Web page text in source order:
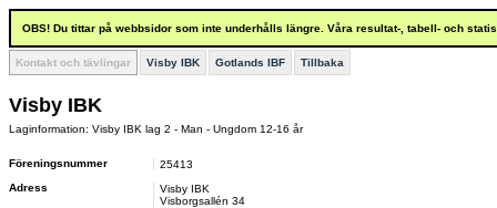
OBS! Du tittar på webbsidor som inte underhålls längre. Våra resultat-, tabell- och
Kontakt och tävlingar Visby IBK Gotlands IBF Tillbaka
Visby IBK
Laginformation: Visby IBK lag 2 - Man - Ungdom 12-16 år
Föreningsnummer
25413
Adress
Visby IBK
Visborgsallén 34